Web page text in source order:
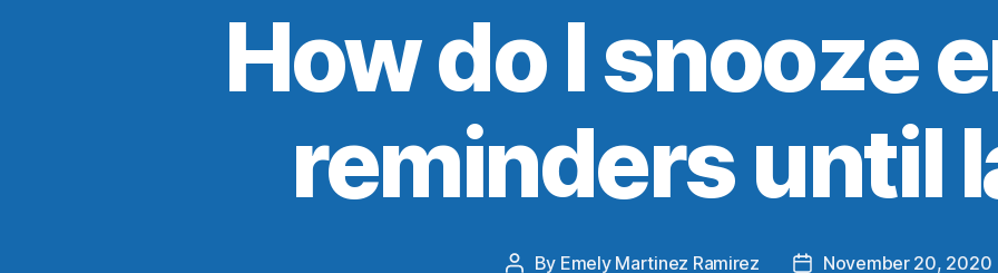
How do I snooze
reminders until
By Emely Martinez Ramirez November 20, 2020